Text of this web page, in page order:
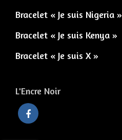
Bracelet « Je suis Nigeria »
Bracelet « Je suis Kenya »
Bracelet « Je suis X »
L'Encre Noir